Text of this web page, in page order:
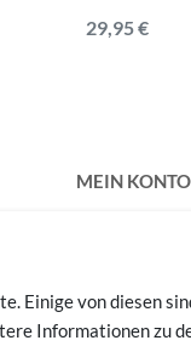
29,95 €
MEIN KONTO
Einige von diesen
Informationen zu